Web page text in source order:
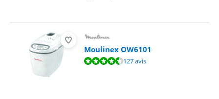
Moulinex OW6101
La note est de 8,8 sur 10, basée sur 127 avis.127 avis